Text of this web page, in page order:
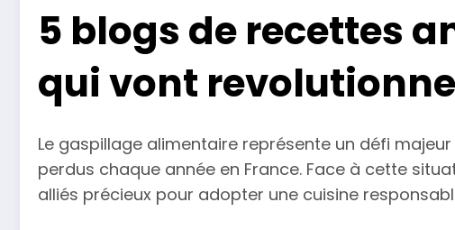
5 blogs de recettes
qui vont
Le gaspillage alimentaire représente un défi
perdus chaque année en France. Face à cette
alliés précieux pour adopter une cuisine